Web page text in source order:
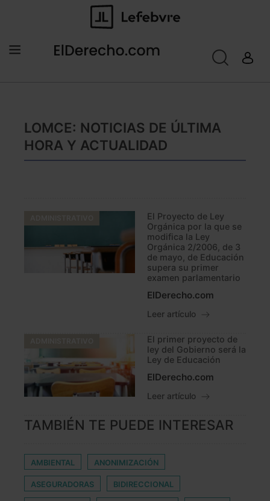
LOMCE: NOTICIAS DE ÚLTIMA
HORA Y ACTUALIDAD
El Proyecto de Ley
Orgánica por la que se
modifica la Ley
Orgánica 2/2006, de 3
de mayo, de Educación
supera su primer
examen parlamentario
ElDerecho.com
Leer artículo
El primer proyecto de
ley del Gobierno será la
Ley de Educación
ElDerecho.com
Leer artículo
TAMBIÉN TE PUEDE INTERESAR
AMBIENTAL ANONIMIZACIÓN
ASEGURADORAS BIDIRECCIONAL